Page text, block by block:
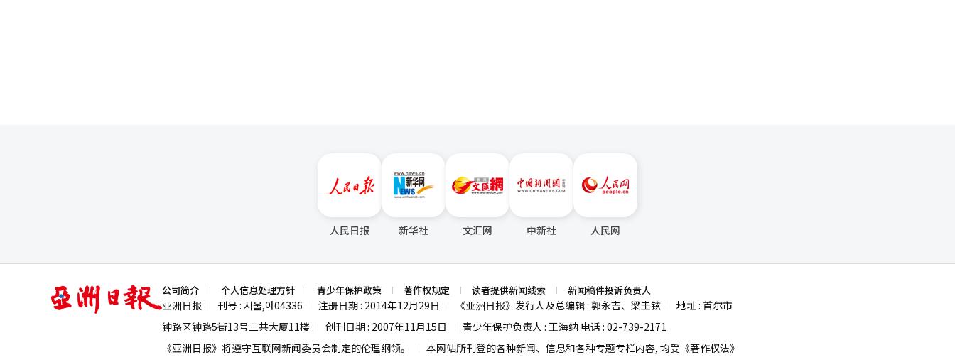
人民日报 新华社 文汇网 中新社 人民网
亚
洲
日
公司简介 个人信息处理方针 青少年保护政策 著作权规定 读者提供新闻线索 新闻稿件投诉负责人
亚洲日报 刊号 : 서울,아04336 注册日期 : 2014年12月29日 《亚洲日报》发行人及总编辑 : 郭永吉、梁圭铉
地址 : 首尔市
钟路区钟路5街13号三共大厦11楼
创刊日期 : 2007年11月15日
青少年保护负责人 : 王海纳 电话 : 02-739-2171
《亚洲日报》将遵守互联网新闻委员会制定的伦理纲领。
本网站所刊登的各种新闻、信息和各种专题专栏内容, 均受《著作权法》